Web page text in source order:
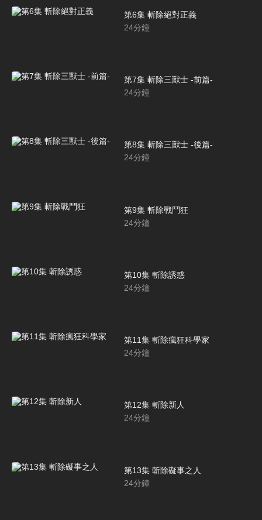
第6集 斬除絕對正義
24分鐘
第7集 斬除三獸士 -前篇-
24分鐘
第8集 斬除三獸士 -後篇-
24分鐘
第9集 斬除戰鬥狂
24分鐘
第10集 斬除誘惑
24分鐘
第11集 斬除瘋狂科學家
24分鐘
第12集 斬除新人
24分鐘
第13集 斬除礙事之人
24分鐘